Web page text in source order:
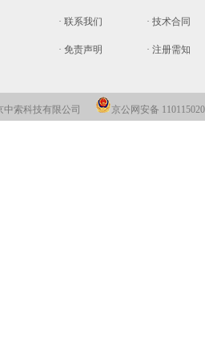
· 联系我们
· 免责声明
· 技术合同
· 注册需知
中索科技有限公司 京公网安备